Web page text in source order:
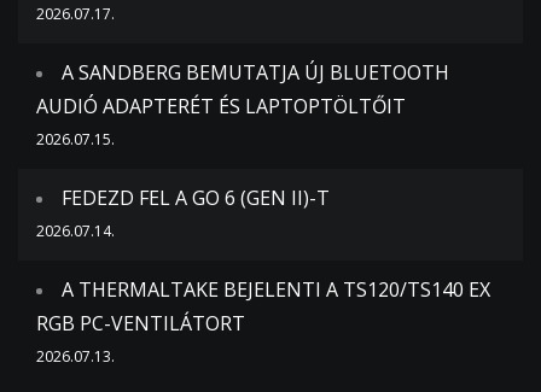
2026.07.17.
A SANDBERG BEMUTATJA ÚJ BLUETOOTH
AUDIÓ ADAPTERÉT ÉS LAPTOPTÖLTŐIT
2026.07.15.
FEDEZD FEL A GO 6 (GEN II)-T
2026.07.14.
A THERMALTAKE BEJELENTI A TS120/TS140 EX
RGB PC-VENTILÁTORT
2026.07.13.